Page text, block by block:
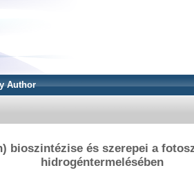
Author
bioszintézise és szerepei a
hidrogéntermelésében